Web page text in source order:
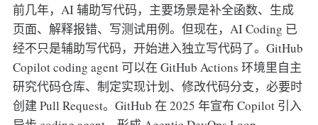
前几年，AI 辅助写代码，主要场景是补全函数、生成
页面、解释报错、写测试用例。但现在，AI Coding 已
经不只是辅助写代码，开始进入独立写代码了。GitHub
Copilot coding agent 可以在 GitHub Actions 环境里自主
研究代码仓库、制定实现计划、修改代码分支，必要时
创建 Pull Request。GitHub 在 2025 年宣布 Copilot 引入